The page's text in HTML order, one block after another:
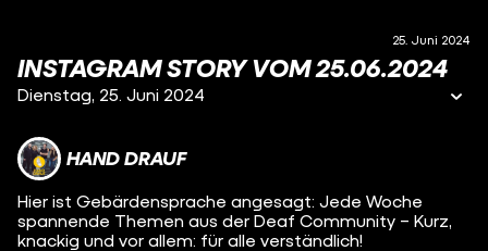
25. Juni 2024
INSTAGRAM STORY VOM 25.06.2024
Dienstag, 25. Juni 2024
HAND DRAUF
Hier ist Gebärdensprache angesagt: Jede Woche
spannende Themen aus der Deaf Community – Kurz,
knackig und vor allem: für alle verständlich!